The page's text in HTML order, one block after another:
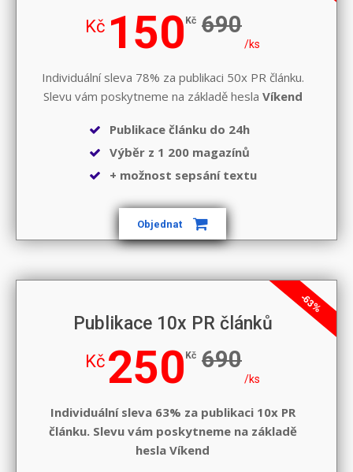
Kč 150 Kč 690
/ks
Individuální sleva 78% za publikaci 50x PR článku.
Slevu vám poskytneme na základě hesla Víkend
Publikace článku do 24h
Výběr z 1 200 magazínů
+ možnost sepsání textu
Objednat
-63%
Publikace 10x PR článků
Kč 250 Kč 690
/ks
Individuální sleva 63% za publikaci 10x PR
článku. Slevu vám poskytneme na základě
hesla Víkend